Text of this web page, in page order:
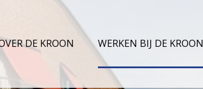
DE KROON WERKEN BIJ DE KROON